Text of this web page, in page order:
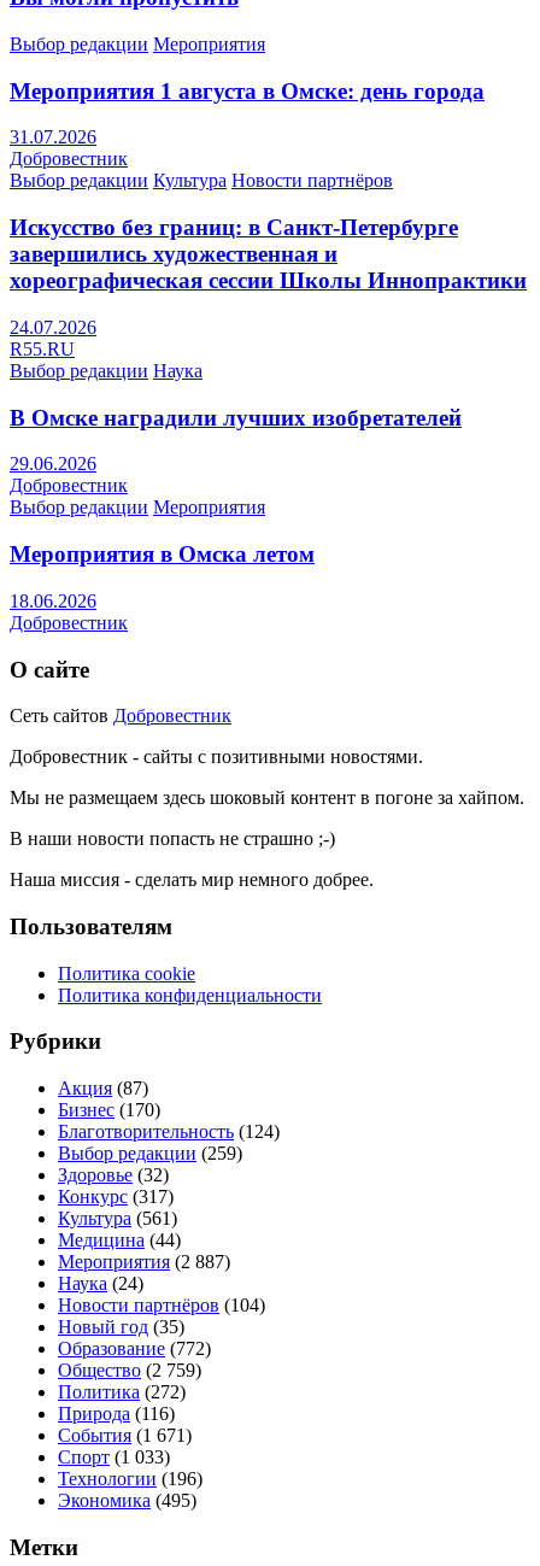
Выбор редакции Мероприятия
Мероприятия 1 августа в Омске: день города
31.07.2026
Добровестник
Выбор редакции Культура Новости партнёров
Искусство без границ: в Санкт-Петербурге
завершились художественная и
хореографическая сессии Школы Иннопрактики
24.07.2026
R55.RU
Выбор редакции Наука
В Омске наградили лучших изобретателей
29.06.2026
Добровестник
Выбор редакции Мероприятия
Мероприятия в Омска летом
18.06.2026
Добровестник
О сайте
Сеть сайтов Добровестник
Добровестник - сайты с позитивными новостями.
Мы не размещаем здесь шоковый контент в погоне за хайпом.
В наши новости попасть не страшно ;-)
Наша миссия - сделать мир немного добрее.
Пользователям
Политика cookie
Политика конфиденциальности
Рубрики
Акция (87)
Бизнес (170)
Благотворительность (124)
Выбор редакции (259)
Здоровье (32)
Конкурс (317)
Культура (561)
Медицина (44)
Мероприятия (2 887)
Наука (24)
Новости партнёров (104)
Новый год (35)
Образование (772)
Общество (2 759)
Политика (272)
Природа (116)
События (1 671)
Спорт (1 033)
Технологии (196)
Экономика (495)
Метки